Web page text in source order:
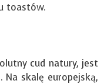
toastów.
cud natury, jest
Na skalę europejską,